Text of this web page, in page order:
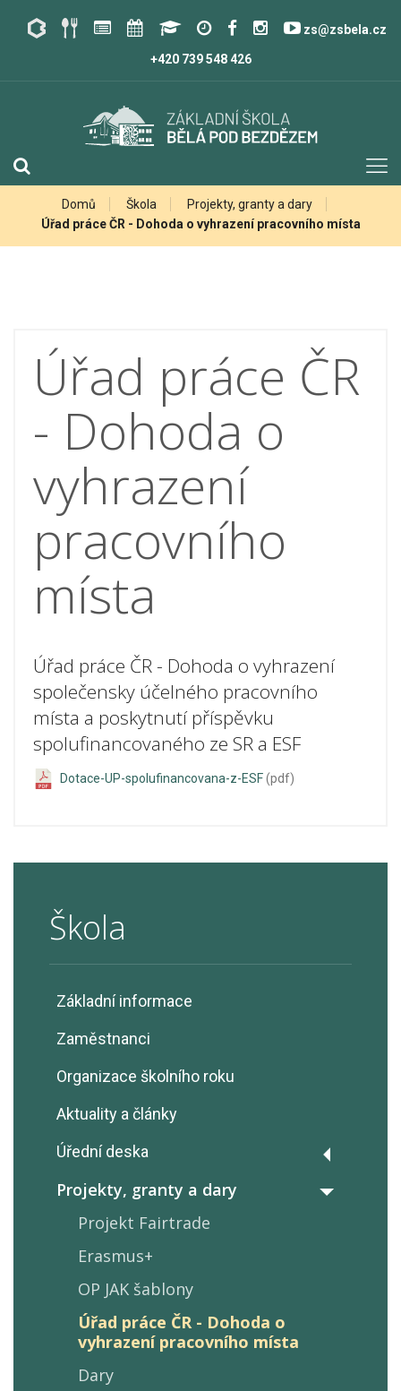
zs@zsbela.cz
+420 739 548 426
Domů Škola
Projekty, granty a dary
Úřad práce ČR - Dohoda o vyhrazení pracovního místa
Škola
Základní informace
Zaměstnanci
Organizace školního roku
Aktuality a články
Úřední deska
Výroční zprávy
Rozpočty školy
GDPR - Ochrana osobních údajů
Prohlášení o přístupnosti
Ochrana oznamovatelů
(Whistleblowing)
Volná pracovní místa
Projekty, granty a dary
Projekt Fairtrade
Erasmus+
OP JAK šablony
Úřad práce ČR - Dohoda o
vyhrazení pracovního místa
Dary
Úřad práce ČR
- Dohoda o
vyhrazení
pracovního
místa
Úřad práce ČR - Dohoda o vyhrazení
společensky účelného pracovního
místa a poskytnutí příspěvku
spolufinancovaného ze SR a ESF
Dotace-UP-spolufinancovana-z-ESF(pdf)